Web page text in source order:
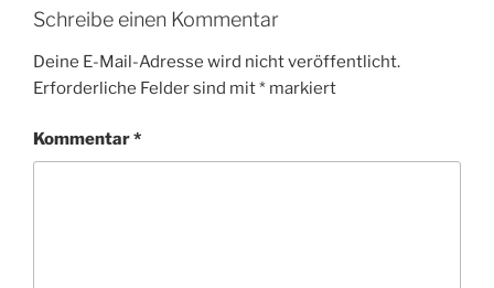
Schreibe einen Kommentar
Deine E-Mail-Adresse wird nicht veröffentlicht.
Erforderliche Felder sind mit* markiert
Kommentar*